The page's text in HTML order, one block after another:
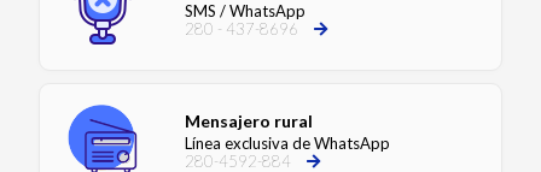
SMS / WhatsApp
280 - 437-8696
Mensajero rural
Línea exclusiva de WhatsApp
280-4592-884